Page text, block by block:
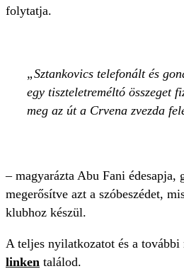
folytatja.
Sztankovics telefonált és
egy tiszteletreméltó összeget
meg az út a Crvena zvezda
– magyarázta Abu Fani édesapja,
megerősítve azt a szóbeszédet,
klubhoz készül.
A teljes nyilatkozatot és a további
linken találod.